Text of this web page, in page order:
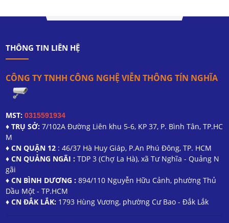
THÔNG TIN LIÊN HỆ
CÔNG TY TNHH CÔNG NGHỆ VIỄN THÔNG TÍN NGHĨA
MST: 0315591934
♦ TRỤ SỞ:7/102A Đường Liên khu 5-6, KP 37, P. Bình Tân, TP.HC
M
♦ CN QUẬN 12 : 46/37 Hà Huy Giáp, P.An Phú Đông, TP. HCM
♦ CN QUẢNG NGÃI : TDP 3 (Chợ La Hà), xã Tư Nghĩa - Quảng N
gãi
♦ CN BÌNH DƯƠNG : 894/110 Nguyễn Hữu Cảnh, phường Thủ
Dầu Một - TP.HCM
♦ CN ĐẮK LẮK: 1793 Hùng Vương, phường Cư Bao - Đắk Lắk